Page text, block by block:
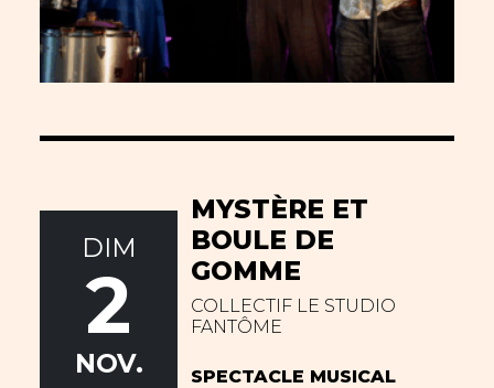
MYSTÈRE ET
BOULE DE
GOMME
COLLECTIF LE STUDIO
FANTÔME
SPECTACLE MUSICAL
DIM
2
NOV.